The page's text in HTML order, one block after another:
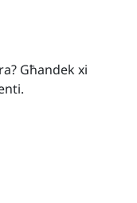
Għandek xi